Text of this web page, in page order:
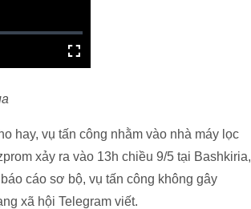
hay, vụ tấn công nhằm vào nhà máy lọc
xảy ra vào 13h chiều 9/5 tại Bashkiria,
cáo sơ bộ, vụ tấn công không gây
xã hội Telegram viết.